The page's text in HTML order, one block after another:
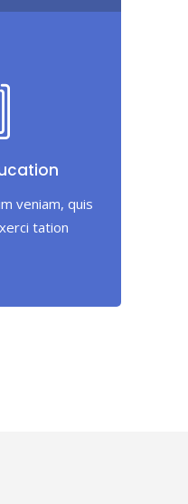
veniam, quis
tation